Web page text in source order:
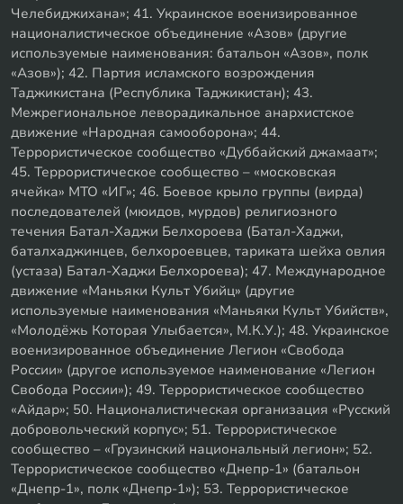
Челебиджихана»; 41. Украинское военизированное
националистическое объединение «Азов» (другие
используемые наименования: батальон «Азов», полк
«Азов»); 42. Партия исламского возрождения
Таджикистана (Республика Таджикистан); 43.
Межрегиональное леворадикальное анархистское
движение «Народная самооборона»; 44.
Террористическое сообщество «Дуббайский джамаат»;
45. Террористическое сообщество – «московская
ячейка» МТО «ИГ»; 46. Боевое крыло группы (вирда)
последователей (мюидов, мурдов) религиозного
течения Батал-Хаджи Белхороева (Батал-Хаджи,
баталхаджинцев, белхороевцев, тариката шейха овлия
(устаза) Батал-Хаджи Белхороева); 47. Международное
движение «Маньяки Культ Убийц» (другие
используемые наименования «Маньяки Культ Убийств»,
«Молодёжь Которая Улыбается», М.К.У.); 48. Украинское
военизированное объединение Легион «Свобода
России» (другое используемое наименование «Легион
Свобода России»); 49. Террористическое сообщество
«Айдар»; 50. Националистическая организация «Русский
добровольческий корпус»; 51. Террористическое
сообщество – «Грузинский национальный легион»; 52.
Террористическое сообщество «Днепр-1» (батальон
«Днепр-1», полк «Днепр-1»); 53. Террористическое